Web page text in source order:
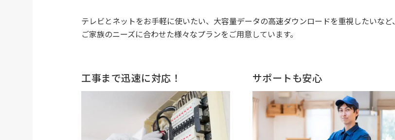
テレビとネットをお手軽に使いたい、大容量データの高速ダウンロードを重視したいなど、
ご家族のニーズに合わせた様々なプランをご用意しています。
工事まで迅速に対応！ サポートも安心